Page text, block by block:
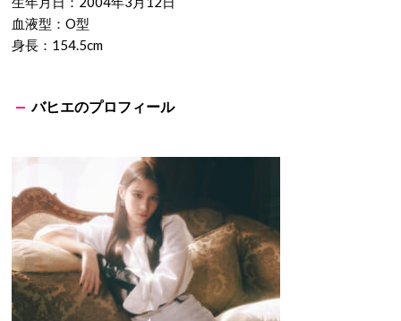
名前：ヒカル
本名：江崎 ひかる（えざき ひかる）
生年月日：2004年3月12日
血液型：O型
身長：154.5cm